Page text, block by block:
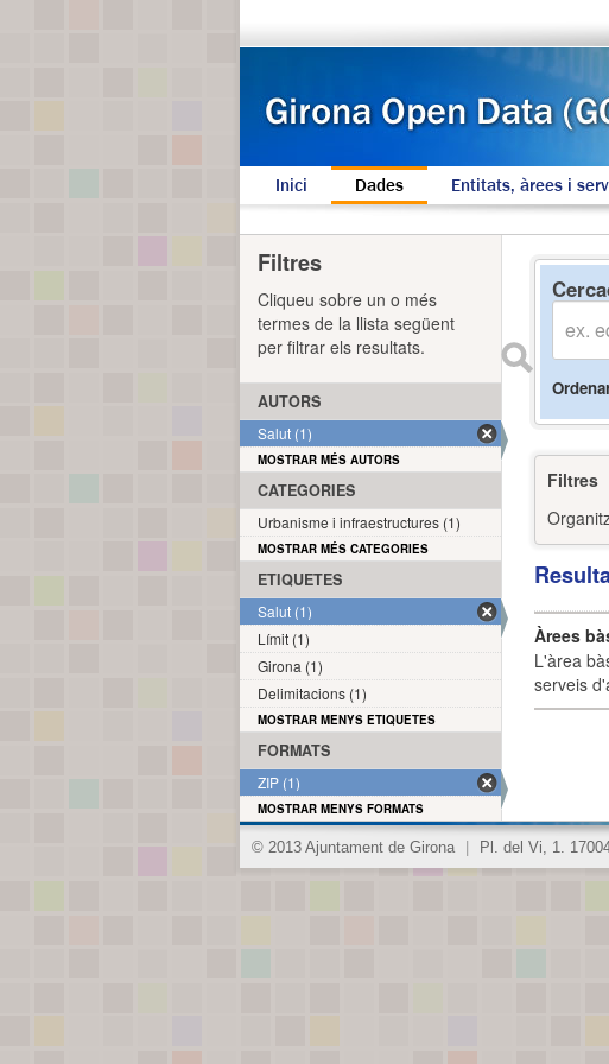
Inici Dades Entitats, àrees i
Filtres
Àrees
L'àrea
serveis
Filtres
Cliqueu sobre un o més
termes de la llista següent
per filtrar els resultats.
AUTORS
Salut (1)
MOSTRAR MÉS AUTORS
CATEGORIES
Urbanisme i infraestructures (1)
MOSTRAR MÉS CATEGORIES
ETIQUETES
Salut (1)
Límit (1)
Girona (1)
Delimitacions (1)
MOSTRAR MENYS ETIQUETES
FORMATS
ZIP (1)
MOSTRAR MENYS FORMATS
© 2013 Ajuntament de Girona Pl. del Vi, 1.